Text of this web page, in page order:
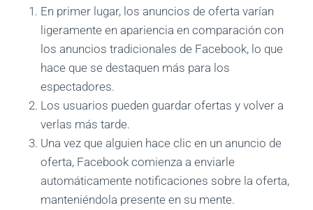
En primer lugar, los anuncios de oferta varían
ligeramente en apariencia en comparación con
los anuncios tradicionales de Facebook, lo que
hace que se destaquen más para los
espectadores.
Los usuarios pueden guardar ofertas y volver a
verlas más tarde.
Una vez que alguien hace clic en un anuncio de
oferta, Facebook comienza a enviarle
automáticamente notificaciones sobre la oferta,
manteniéndola presente en su mente.